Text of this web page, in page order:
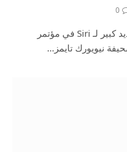
0
تستعد شركة Apple للكشف عن تجديد كبير لـ Siri في مؤتمر